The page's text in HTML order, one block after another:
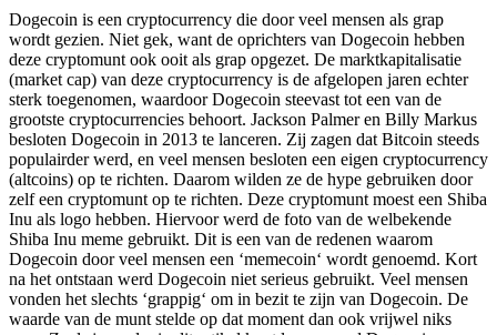
Dogecoin is een cryptocurrency die door veel mensen als grap
wordt gezien. Niet gek, want de oprichters van Dogecoin hebben
deze cryptomunt ook ooit als grap opgezet. De marktkapitalisatie
(market cap) van deze cryptocurrency is de afgelopen jaren echter
sterk toegenomen, waardoor Dogecoin steevast tot een van de
grootste cryptocurrencies behoort. Jackson Palmer en Billy Markus
besloten Dogecoin in 2013 te lanceren. Zij zagen dat Bitcoin steeds
populairder werd, en veel mensen besloten een eigen cryptocurrency
(altcoins) op te richten. Daarom wilden ze de hype gebruiken door
zelf een cryptomunt op te richten. Deze cryptomunt moest een Shiba
Inu als logo hebben. Hiervoor werd de foto van de welbekende
Shiba Inu meme gebruikt. Dit is een van de redenen waarom
Dogecoin door veel mensen een ‘memecoin‘ wordt genoemd. Kort
na het ontstaan werd Dogecoin niet serieus gebruikt. Veel mensen
vonden het slechts ‘grappig‘ om in bezit te zijn van Dogecoin. De
waarde van de munt stelde op dat moment dan ook vrijwel niks